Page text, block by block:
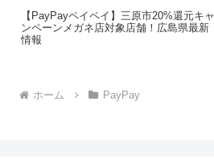
【PayPayペイペイ】三原市20%還元キャ
ンペーンメガネ店対象店舗！広島県最新
情報
ホーム PayPay